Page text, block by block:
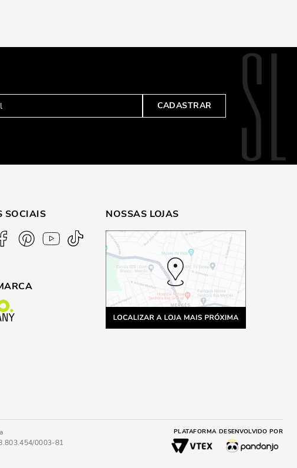
CADASTRAR
SOCIAIS NOSSAS LOJAS
0003-81
PLATAFORMA DESENVOLVIDO POR